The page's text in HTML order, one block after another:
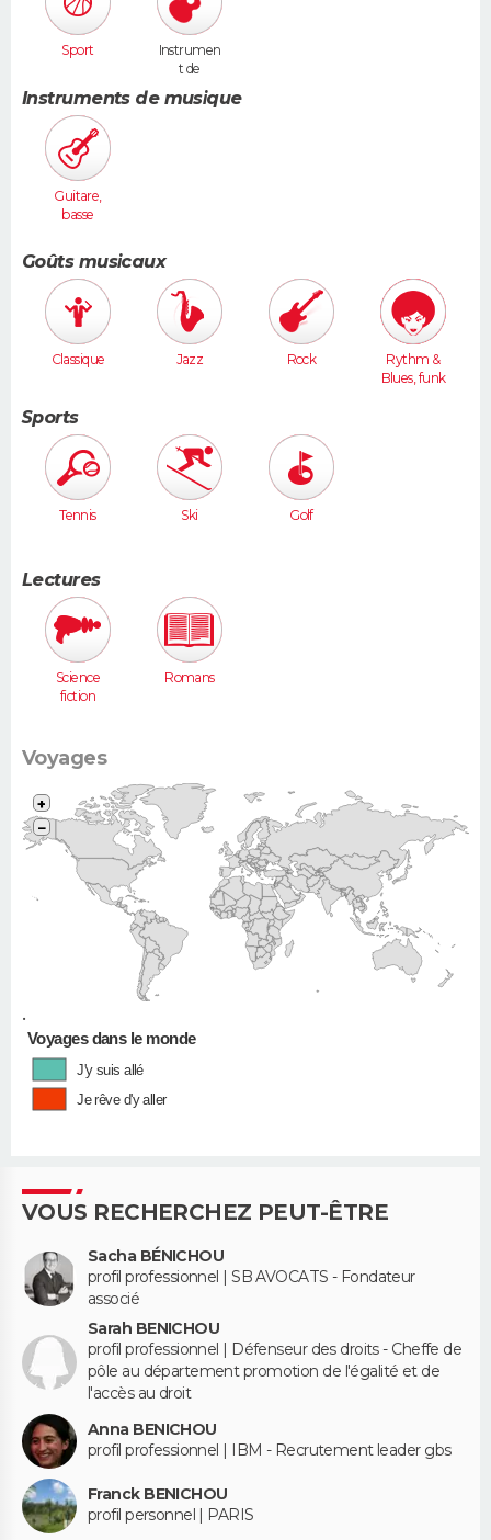
Sport
Instrumen
t de
musique
Instruments de musique
Guitare,
basse
Goûts musicaux
Classique Jazz Rock
Rythm &
Blues, funk
Sports
Tennis Ski Golf
Lectures
Science
fiction
Romans
Voyages
•
+
−
Voyages dans le monde
J'y suis allé
Je rêve d'y aller
VOUS RECHERCHEZ PEUT-ÊTRE
Sacha BÉNICHOU
profil professionnel | SB AVOCATS - Fondateur
associé
Sarah BENICHOU
profil professionnel | Défenseur des droits - Cheffe de
pôle au département promotion de l'égalité et de
l'accès au droit
Anna BENICHOU
profil professionnel | IBM - Recrutement leader gbs
Franck BENICHOU
profil personnel | PARIS